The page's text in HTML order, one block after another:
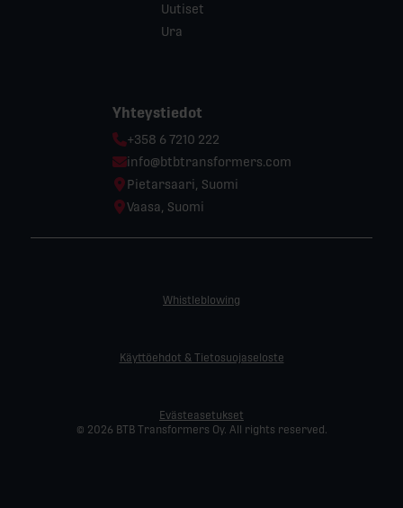
Uutiset
Ura
Yhteystiedot
Phone:
+358 6 7210 222
Email:
info@btbtransformers.com
Location:
Pietarsaari, Suomi
Location:
Vaasa, Suomi
© 2026 BTB Transformers Oy. All rights reserved.
Whistleblowing
Käyttöehdot & Tietosuojaseloste
Evästeasetukset